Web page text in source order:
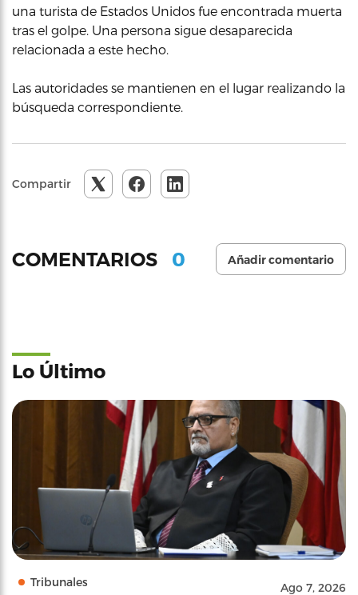
una turista de Estados Unidos fue encontrada muerta
tras el golpe. Una persona sigue desaparecida
relacionada a este hecho.
Las autoridades se mantienen en el lugar realizando la
búsqueda correspondiente.
Compartir
COMENTARIOS 0 Añadir comentario
Lo Último
Tribunales Ago 7, 2026